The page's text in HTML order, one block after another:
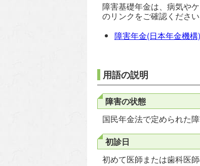
障害基礎年金は、病気や
のリンクをご確認ください
障害年金(日本年金機
用語の説明
障害の状態
国民年金法で定められた
初診日
初めて医師または歯科医